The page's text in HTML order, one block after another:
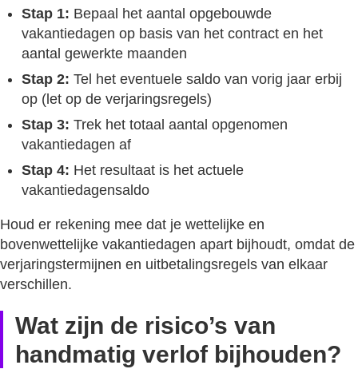
Stap 1: Bepaal het aantal opgebouwde
vakantiedagen op basis van het contract en het
aantal gewerkte maanden
Stap 2: Tel het eventuele saldo van vorig jaar erbij
op (let op de verjaringsregels)
Stap 3: Trek het totaal aantal opgenomen
vakantiedagen af
Stap 4: Het resultaat is het actuele
vakantiedagensaldo
Houd er rekening mee dat je wettelijke en
bovenwettelijke vakantiedagen apart bijhoudt, omdat de
verjaringstermijnen en uitbetalingsregels van elkaar
verschillen.
Wat zijn de risico’s van
handmatig verlof bijhouden?